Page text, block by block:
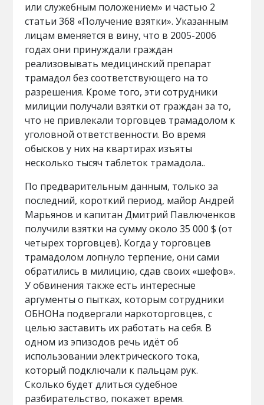
или служебным положением» и частью 2
статьи 368 «Получение взятки». Указанным
лицам вменяется в вину, что в 2005-2006
годах они принуждали граждан
реализовывать медицинский препарат
трамадол без соответствующего на то
разрешения. Кроме того, эти сотрудники
милиции получали взятки от граждан за то,
что не привлекали торговцев трамадолом к
уголовной ответственности. Во время
обысков у них на квартирах изъяты
несколько тысяч таблеток трамадола..
По предварительным данным, только за
последний, короткий период, майор Андрей
Марьянов и капитан Дмитрий Павлюченков
получили взятки на сумму около 35 000 $ (от
четырех торговцев). Когда у торговцев
трамадолом лопнуло терпение, они сами
обратились в милицию, сдав своих «шефов».
У обвинения также есть интересные
аргументы о пытках, которым сотрудники
ОБНОНа подвергали наркоторговцев, с
целью заставить их работать на себя. В
одном из эпизодов речь идёт об
использовании электрического тока,
который подключали к пальцам рук.
Сколько будет длиться судебное
разбирательство, покажет время.